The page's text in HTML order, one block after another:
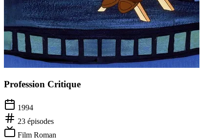
Profession Critique
1994
23 épisodes
Film Roman